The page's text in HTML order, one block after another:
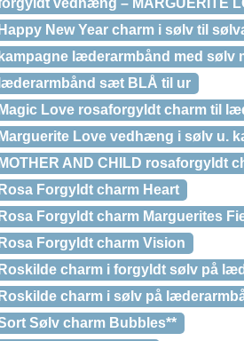
vedhæng – MARGUERITE
New Year charm i sølv til
læderarmbånd med sølv
sæt BLÅ til ur
Love rosaforgyldt charm til
Love vedhæng i sølv u.
AND CHILD rosaforgyldt
Forgyldt charm Heart
Forgyldt charm Marguerites
Forgyldt charm Vision
charm i forgyldt sølv på
charm i sølv på
Sølv charm Bubbles**